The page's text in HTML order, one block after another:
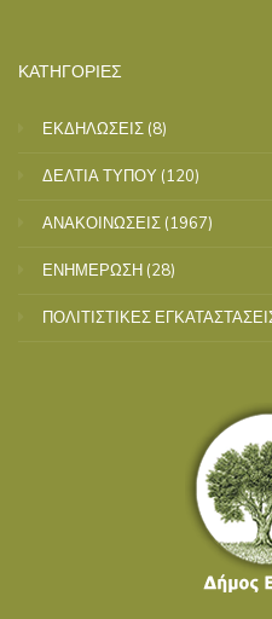
ΚΑΤΗΓΟΡΙΕΣ
ΕΚΔΗΛΩΣΕΙΣ (8)
ΔΕΛΤΙΑ ΤΥΠΟΥ (120)
ΑΝΑΚΟΙΝΩΣΕΙΣ (1967)
ΕΝΗΜΕΡΩΣΗ (28)
ΠΟΛΙΤΙΣΤΙΚΕΣ